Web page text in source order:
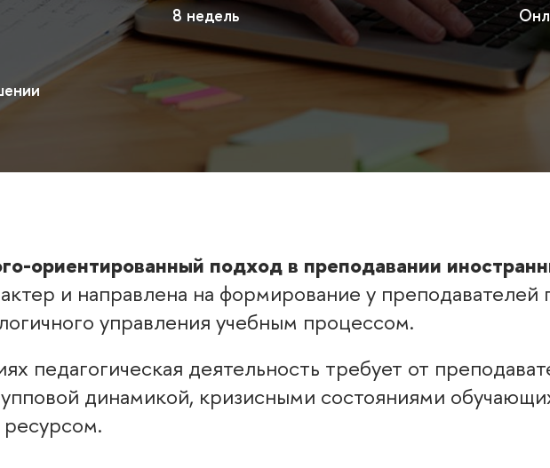
8 недель
ориентированный подход в преподавании
и направлена на формирование у преподавателей
управления учебным процессом.
педагогическая деятельность требует от
динамикой, кризисными состояниями